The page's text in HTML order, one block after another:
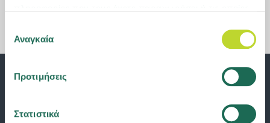
των υπηρεσιών τους. Μάθετε περισσότερα για τα
συγκατάθεσης
Αναγκαία
Προτιμήσεις
Στατιστικά